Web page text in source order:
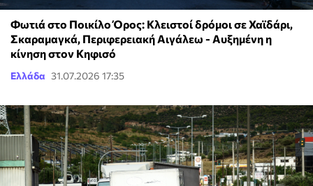
Φωτιά στο Ποικίλο Όρος: Κλειστοί δρόμοι σε Χαϊδάρι,
Σκαραμαγκά, Περιφερειακή Αιγάλεω - Αυξημένη η
κίνηση στον Κηφισό
Ελλάδα 31.07.2026 17:35